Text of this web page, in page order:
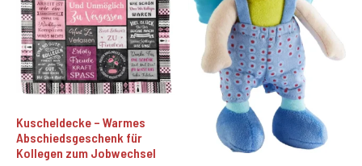
Kuscheldecke – Warmes
Abschiedsgeschenk für
Kollegen zum Jobwechsel